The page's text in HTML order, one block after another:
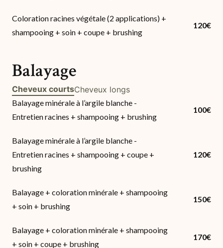
Coloration racines végétale (2 applications) +
shampooing + soin + coupe + brushing
120€
Balayage
Cheveux courtsCheveux longs
Balayage minérale à l’argile blanche -
Entretien racines + shampooing + brushing
100€
Balayage minérale à l’argile blanche -
Entretien racines + shampooing + coupe +
brushing
120€
Balayage + coloration minérale + shampooing
+ soin + brushing
150€
Balayage + coloration minérale + shampooing
+ soin + coupe + brushing
170€